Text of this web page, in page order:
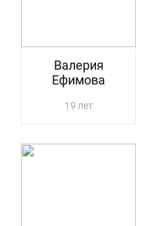
Валерия
Ефимова
19 лет